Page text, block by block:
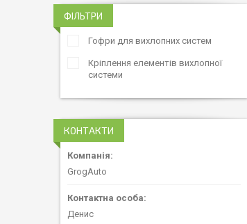
ФІЛЬТРИ
Гофри для вихлопних систем
Кріплення елементів вихлопної
системи
КОНТАКТИ
GrogAuto
Денис